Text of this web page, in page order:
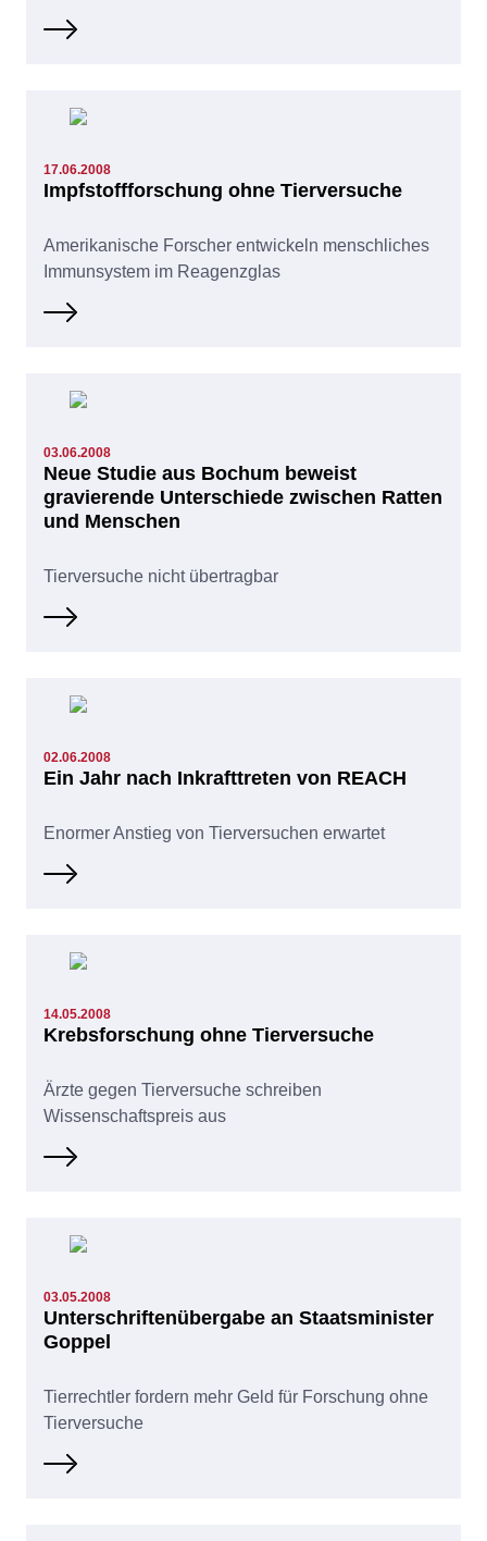
17.06.2008
Impfstoffforschung ohne Tierversuche
Amerikanische Forscher entwickeln menschliches
Immunsystem im Reagenzglas
03.06.2008
Neue Studie aus Bochum beweist
gravierende Unterschiede zwischen Ratten
und Menschen
Tierversuche nicht übertragbar
02.06.2008
Ein Jahr nach Inkrafttreten von REACH
Enormer Anstieg von Tierversuchen erwartet
14.05.2008
Krebsforschung ohne Tierversuche
Ärzte gegen Tierversuche schreiben
Wissenschaftspreis aus
03.05.2008
Unterschriftenübergabe an Staatsminister
Goppel
Tierrechtler fordern mehr Geld für Forschung ohne
Tierversuche